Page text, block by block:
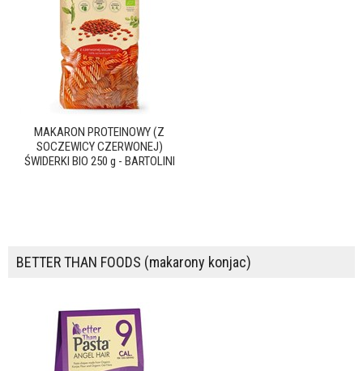
MAKARON PROTEINOWY (Z
SOCZEWICY CZERWONEJ)
ŚWIDERKI BIO 250 g - BARTOLINI
BETTER THAN FOODS (makarony konjac)